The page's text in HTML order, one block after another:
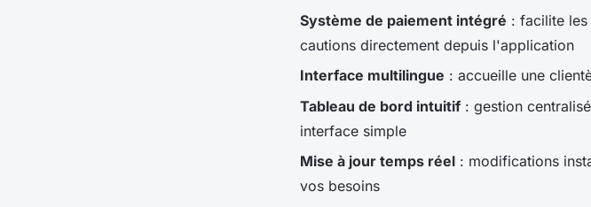
Système de paiement intégré : facilite
cautions directement depuis l'application
Interface multilingue : accueille une
Tableau de bord intuitif : gestion
interface simple
Mise à jour temps réel : modifications
vos besoins